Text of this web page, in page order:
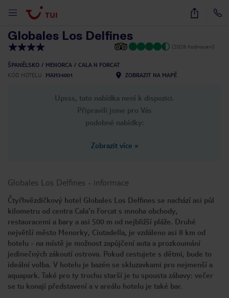
32
Globales Los Delfines
(2028 hodnocení)
ŠPANĚLSKO MENORCA
CALA N FORCAT
KÓD HOTELU
MAH34001 ZOBRAZIT NA MAPĚ
Upsss, tato nabídka není k dispozici.
Připravili jsme pro Vás
podobné nabídky:
Zobrazit více »
Globales Los Delfines - informace
Čtyřhvězdičkový hotel Globales Los Delfines se nachází asi půl
kilometru od centra Cala'n Forcat s mnoha obchody,
restauracemi a bary a asi 500 m od nejbližší pláže. Druhé
největší město Menorky, Ciutadella, je vzdáleno asi 8 km od
hotelu - na místě je možnost zapůjčení auta a prozkoumání
jedinečných zákoutí ostrova. Pokud cestujete s dětmi, bude to
ideální volba. V hotelu je bazén se skluzavkami pro nejmenší a
aquapark. Také pro ty trochu starší je tu spousta zábavy: večer
se tu konají představení a v areálu hotelu je také bar.